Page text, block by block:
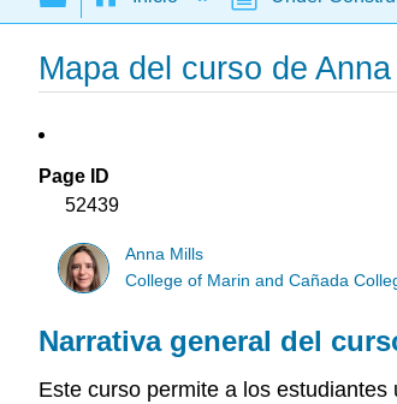
Mapa del curso de
Page ID
52439
Anna Mills
College of Marin and Cañada
Narrativa general del
Este curso permite a los